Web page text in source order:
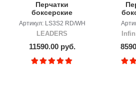
Перчатки
боксерские
LEADERS LS 2
Артикул: LS3S2 RD/WH
LEADERS
11590.00 руб.